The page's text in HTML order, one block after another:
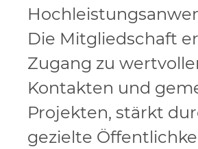
Die Mitgliedschaft
Zugang zu
Kontakten und
Projekten, stärkt
gezielte